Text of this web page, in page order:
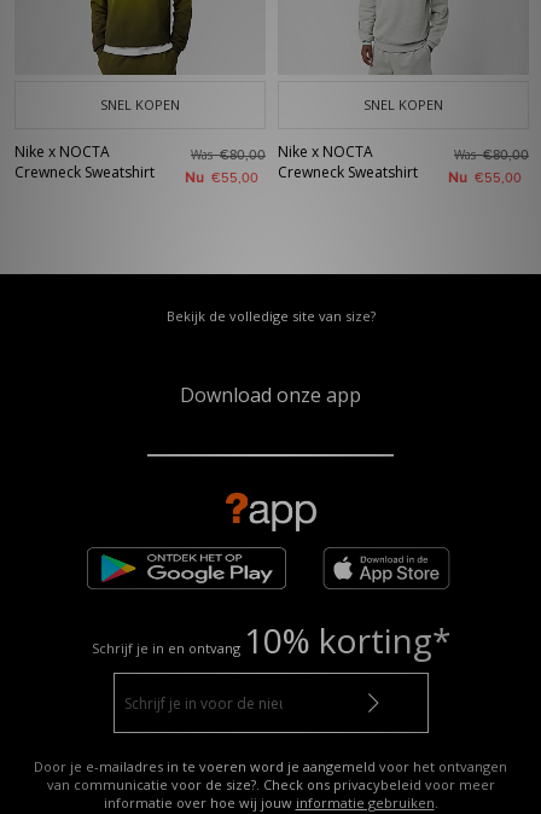
SNEL KOPEN
Nike x NOCTA
Crewneck Sweatshirt
Was€80,00
Nu €55,00
SNEL KOPEN
Nike x NOCTA
Crewneck Sweatshirt
Was€80,00
Nu €55,00
Bekijk de volledige site van size?
Download onze app
Schrijf je in en ontvang 10% korting*
Door je e-mailadres in te voeren word je aangemeld voor het ontvangen
van communicatie voor de size?. Check ons privacybeleid voor meer
informatie over hoe wij jouw informatie gebruiken.